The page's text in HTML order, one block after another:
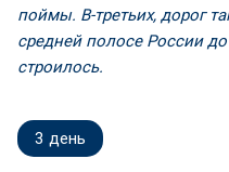
поймы. В-третьих, дорог
средней полосе России до
строилось.
3 день